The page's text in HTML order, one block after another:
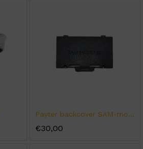
Payter backcover SAM-module
€30,00